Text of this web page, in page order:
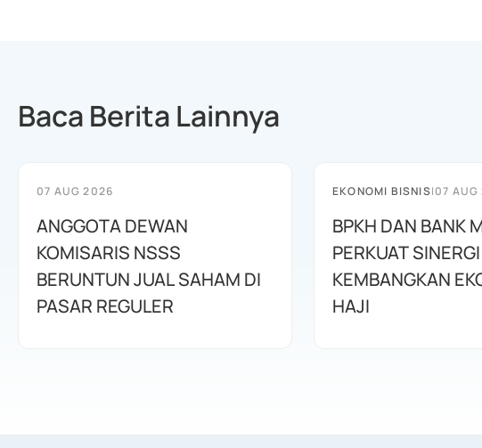
Baca Berita Lainnya
07 AUG 2026
ANGGOTA DEWAN
KOMISARIS NSSS
BERUNTUN JUAL SAHAM DI
PASAR REGULER
EKONOMI BISNIS|07
BPKH DAN BANK
PERKUAT
KEMBANGKAN
HAJI